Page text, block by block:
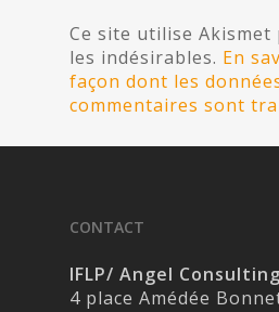
Ce site utilise
les indésirables. En
façon dont les
commentaires sont
CONTACT
IFLP/ Angel Consulting
4 place Amédée